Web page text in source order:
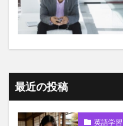
最近の投稿
英語学習